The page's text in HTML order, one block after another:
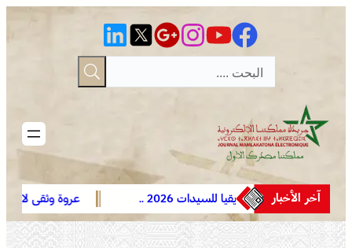
آخر الأخبار
كأس أمم إفريقيا للسيدات 2026 ..
المنتخب المغربي يواصل مشواره المتميز
بالتأهل إلى المربع الذهبي و يحجز تذكرة
عروة وثقى لا تنفصم ..
ومجهض الفتن